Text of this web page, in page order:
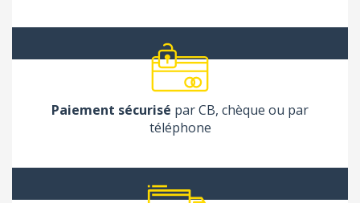
Paiement sécurisé par CB, chèque ou par
téléphone